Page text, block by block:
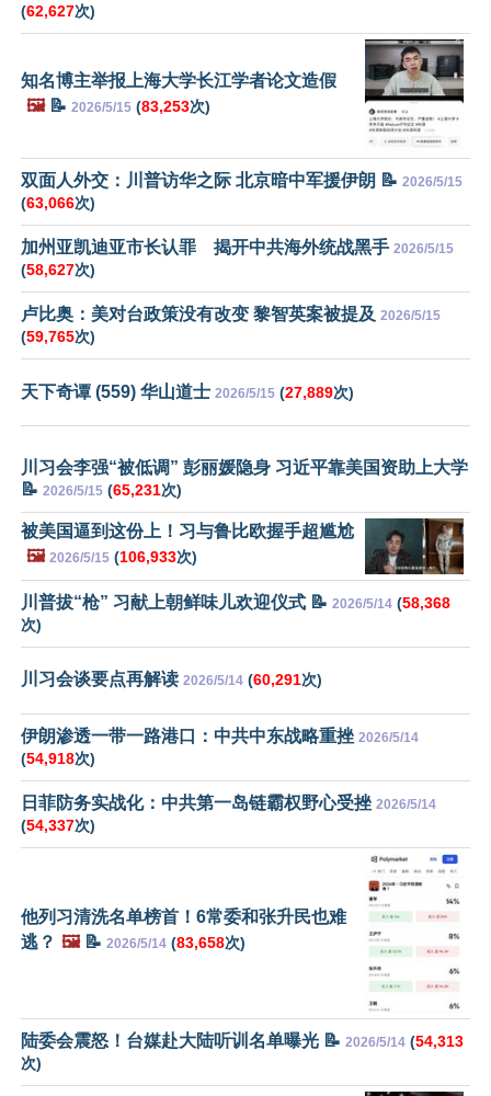
(62,627次)
知名博主举报上海大学长江学者论文造假
🖼️📝 2026/5/15 (83,253次)
双面人外交：川普访华之际 北京暗中军援伊朗 📝 2026/5/15
(63,066次)
加州亚凯迪亚市长认罪 揭开中共海外统战黑手 2026/5/15
(58,627次)
卢比奥：美对台政策没有改变 黎智英案被提及 2026/5/15
(59,765次)
天下奇谭 (559) 华山道士 2026/5/15 (27,889次)
川习会李强“被低调” 彭丽媛隐身 习近平靠美国资助上大学
📝 2026/5/15 (65,231次)
被美国逼到这份上！习与鲁比欧握手超尴尬
🖼️ 2026/5/15 (106,933次)
川普拔“枪” 习献上朝鲜味儿欢迎仪式 📝 2026/5/14 (58,368
次)
川习会谈要点再解读 2026/5/14 (60,291次)
伊朗渗透一带一路港口：中共中东战略重挫 2026/5/14
(54,918次)
日菲防务实战化：中共第一岛链霸权野心受挫 2026/5/14
(54,337次)
他列习清洗名单榜首！6常委和张升民也难
逃？ 🖼️📝 2026/5/14 (83,658次)
陆委会震怒！台媒赴大陆听训名单曝光 📝 2026/5/14 (54,313
次)